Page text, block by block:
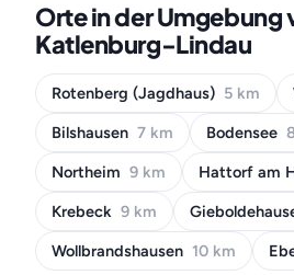
Orte in der Umgebung
Katlenburg-Lindau
Rotenberg (Jagdhaus) 5 km
Bilshausen 7 km Bodensee
Northeim 9 km Hattorf am
Krebeck 9 km
Wollbrandshausen 10 km